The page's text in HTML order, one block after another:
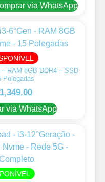
via WhatsApp
– RAM 8GB DDR4 – SSD
Polegadas
1,349.00
via WhatsApp